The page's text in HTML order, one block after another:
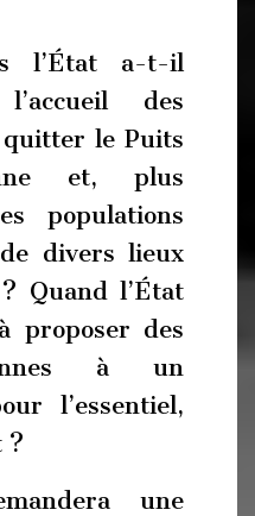
l’État a-t-il
des
le Puits
et, plus
populations
divers lieux
Quand l’État
proposer des
à un
l’essentiel,
?
une